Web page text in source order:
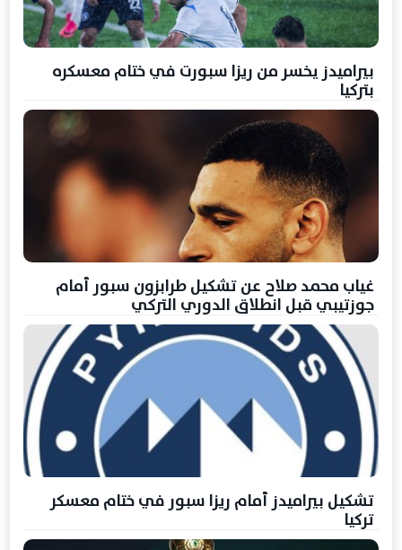
بيراميدز يخسر من ريزا سبورت في ختام معسكره
بتركيا
غياب محمد صلاح عن تشكيل طرابزون سبور أمام
جوزتيبي قبل انطلاق الدوري التركي
تشكيل بيراميدز أمام ريزا سبور في ختام معسكر
تركيا